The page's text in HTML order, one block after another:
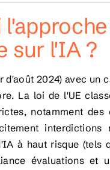
sur l'IA ?
2024) avec un
La loi de l'UE
notamment
interdictions
à haut risque (tels
évaluations et